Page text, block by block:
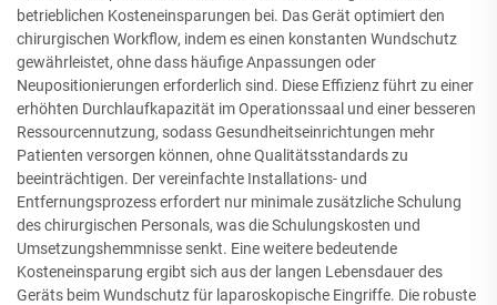
betrieblichen Kosteneinsparungen bei. Das Gerät optimiert den
chirurgischen Workflow, indem es einen konstanten Wundschutz
gewährleistet, ohne dass häufige Anpassungen oder
Neupositionierungen erforderlich sind. Diese Effizienz führt zu einer
erhöhten Durchlaufkapazität im Operationssaal und einer besseren
Ressourcennutzung, sodass Gesundheitseinrichtungen mehr
Patienten versorgen können, ohne Qualitätsstandards zu
beeinträchtigen. Der vereinfachte Installations- und
Entfernungsprozess erfordert nur minimale zusätzliche Schulung
des chirurgischen Personals, was die Schulungskosten und
Umsetzungshemmnisse senkt. Eine weitere bedeutende
Kosteneinsparung ergibt sich aus der langen Lebensdauer des
Geräts beim Wundschutz für laparoskopische Eingriffe. Die robuste